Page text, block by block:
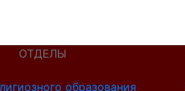
ОТДЕЛЫ
образования